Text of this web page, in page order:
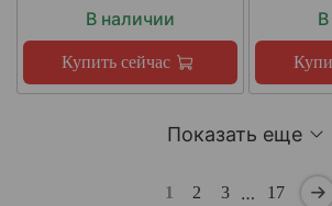
В наличии
Купить сейчас
Показать еще
1 2 3 … 17